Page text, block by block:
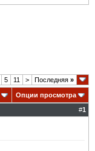
5 11 > Последняя »
Опции просмотра
#1